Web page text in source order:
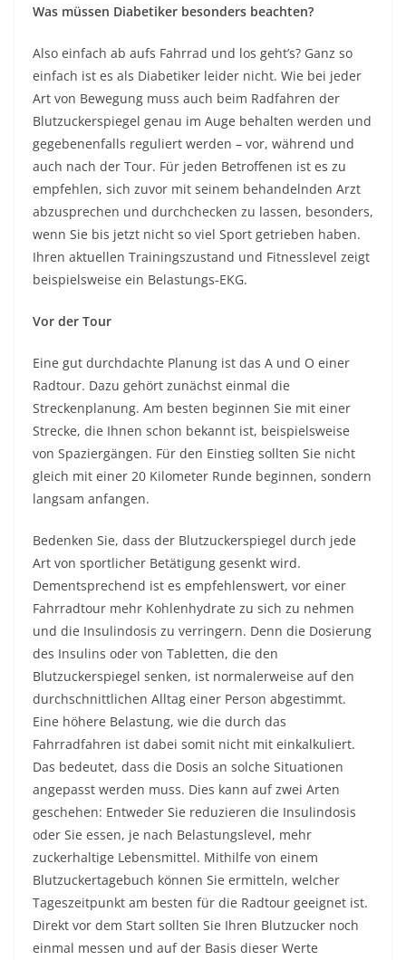
Was müssen Diabetiker besonders beachten?
Also einfach ab aufs Fahrrad und los geht’s? Ganz so
einfach ist es als Diabetiker leider nicht. Wie bei jeder
Art von Bewegung muss auch beim Radfahren der
Blutzuckerspiegel genau im Auge behalten werden und
gegebenenfalls reguliert werden – vor, während und
auch nach der Tour. Für jeden Betroffenen ist es zu
empfehlen, sich zuvor mit seinem behandelnden Arzt
abzusprechen und durchchecken zu lassen, besonders,
wenn Sie bis jetzt nicht so viel Sport getrieben haben.
Ihren aktuellen Trainingszustand und Fitnesslevel zeigt
beispielsweise ein Belastungs-EKG.
Vor der Tour
Eine gut durchdachte Planung ist das A und O einer
Radtour. Dazu gehört zunächst einmal die
Streckenplanung. Am besten beginnen Sie mit einer
Strecke, die Ihnen schon bekannt ist, beispielsweise
von Spaziergängen. Für den Einstieg sollten Sie nicht
gleich mit einer 20 Kilometer Runde beginnen, sondern
langsam anfangen.
Bedenken Sie, dass der Blutzuckerspiegel durch jede
Art von sportlicher Betätigung gesenkt wird.
Dementsprechend ist es empfehlenswert, vor einer
Fahrradtour mehr Kohlenhydrate zu sich zu nehmen
und die Insulindosis zu verringern. Denn die Dosierung
des Insulins oder von Tabletten, die den
Blutzuckerspiegel senken, ist normalerweise auf den
durchschnittlichen Alltag einer Person abgestimmt.
Eine höhere Belastung, wie die durch das
Fahrradfahren ist dabei somit nicht mit einkalkuliert.
Das bedeutet, dass die Dosis an solche Situationen
angepasst werden muss. Dies kann auf zwei Arten
geschehen: Entweder Sie reduzieren die Insulindosis
oder Sie essen, je nach Belastungslevel, mehr
zuckerhaltige Lebensmittel. Mithilfe von einem
Blutzuckertagebuch können Sie ermitteln, welcher
Tageszeitpunkt am besten für die Radtour geeignet ist.
Direkt vor dem Start sollten Sie Ihren Blutzucker noch
einmal messen und auf der Basis dieser Werte